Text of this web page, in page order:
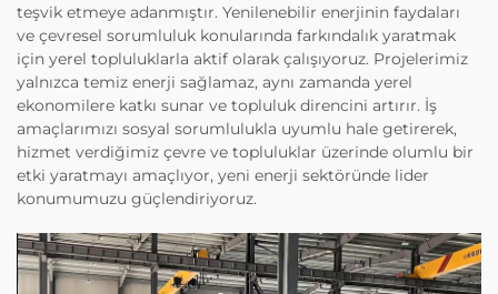
teşvik etmeye adanmıştır. Yenilenebilir enerjinin faydaları
ve çevresel sorumluluk konularında farkındalık yaratmak
için yerel topluluklarla aktif olarak çalışıyoruz. Projelerimiz
yalnızca temiz enerji sağlamaz, aynı zamanda yerel
ekonomilere katkı sunar ve topluluk direncini artırır. İş
amaçlarımızı sosyal sorumlulukla uyumlu hale getirerek,
hizmet verdiğimiz çevre ve topluluklar üzerinde olumlu bir
etki yaratmayı amaçlıyor, yeni enerji sektöründe lider
konumumuzu güçlendiriyoruz.